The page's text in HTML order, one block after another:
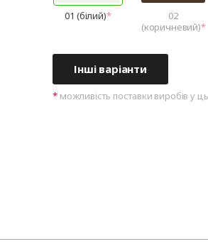
01 (білий)
02
(коричневий)
Інші варіанти
можливість поставки виробів у